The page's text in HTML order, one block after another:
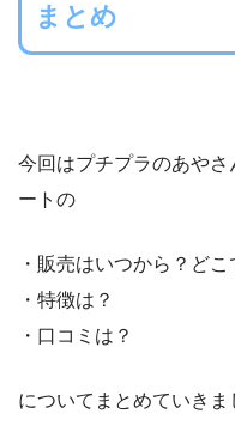
まとめ
今回はプチプラのあや
ートの
・販売はいつから？どこ
・特徴は？
・口コミは？
についてまとめていきま